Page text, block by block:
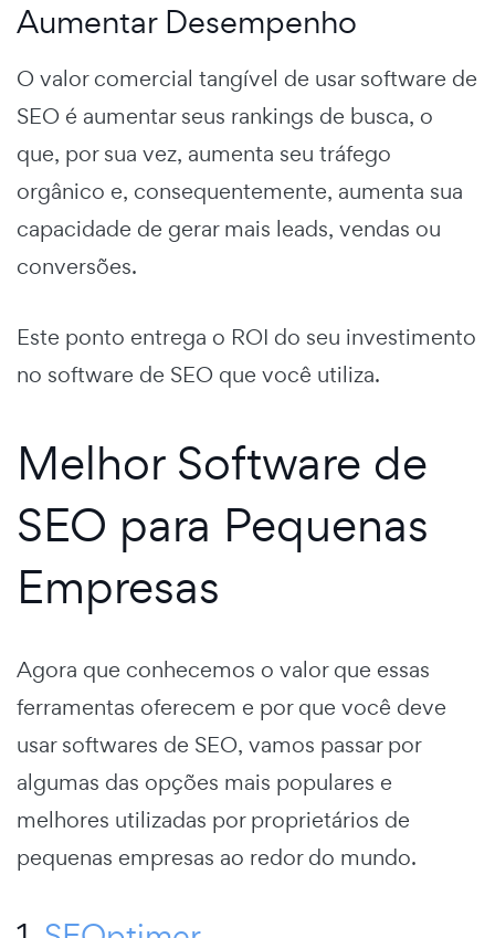
Aumentar Desempenho
O valor comercial tangível de usar software de
SEO é aumentar seus rankings de busca, o
que, por sua vez, aumenta seu tráfego
orgânico e, consequentemente, aumenta sua
capacidade de gerar mais leads, vendas ou
conversões.
Este ponto entrega o ROI do seu investimento
no software de SEO que você utiliza.
Melhor Software de
SEO para Pequenas
Empresas
Agora que conhecemos o valor que essas
ferramentas oferecem e por que você deve
usar softwares de SEO, vamos passar por
algumas das opções mais populares e
melhores utilizadas por proprietários de
pequenas empresas ao redor do mundo.